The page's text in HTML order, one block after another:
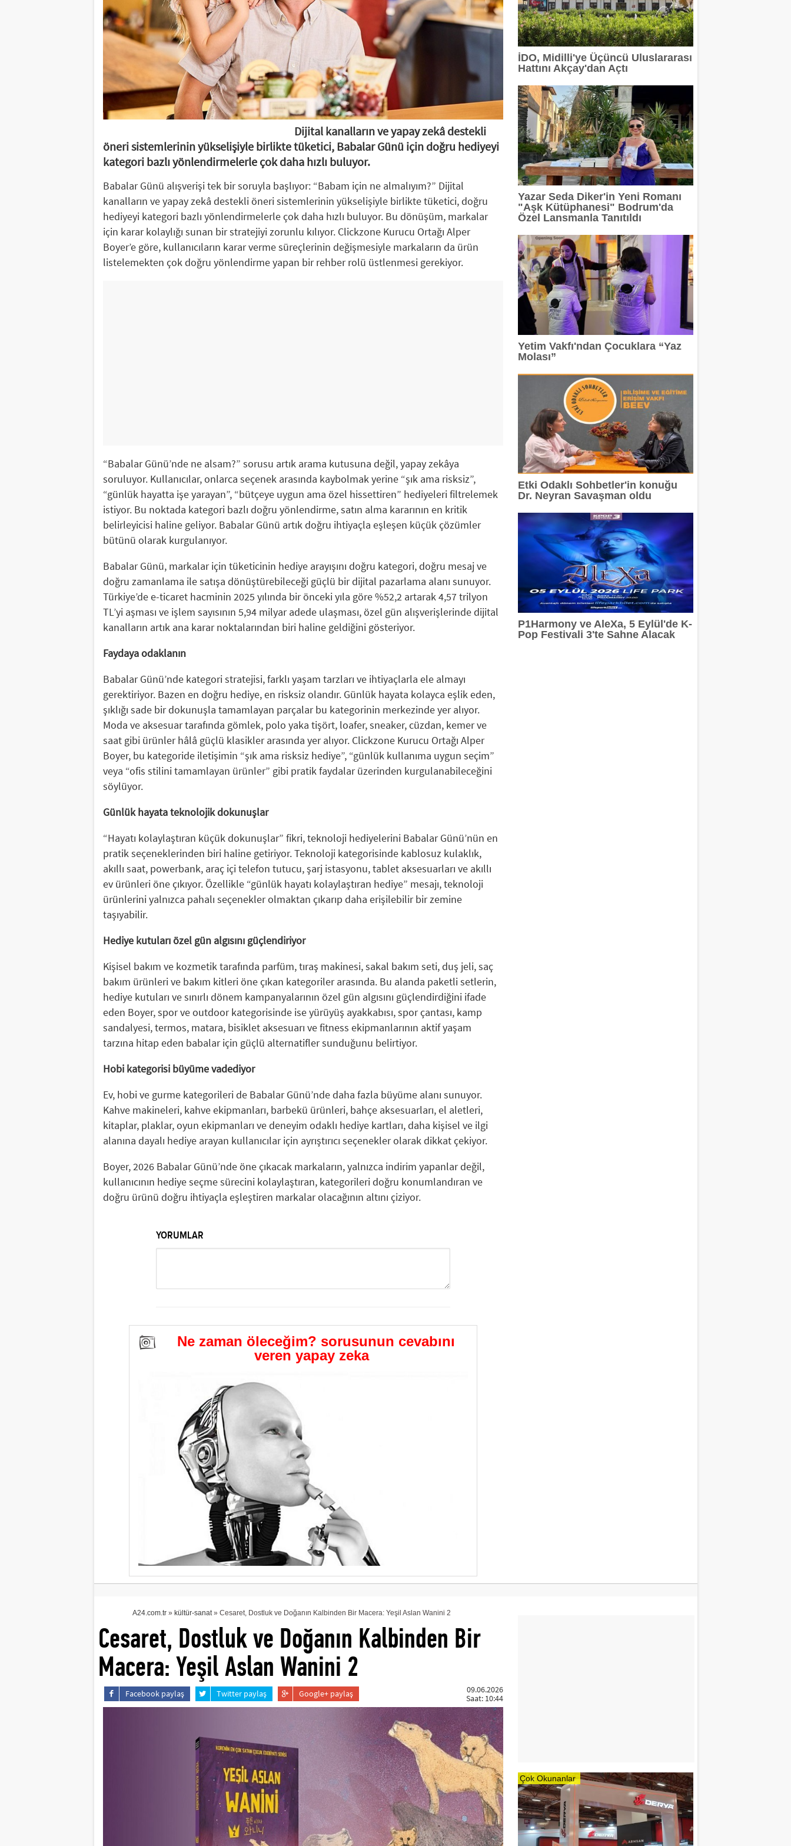
: TGC 2026 Sedat Simavi Ödülleri'ne başvurular devam ediyor
: Tasarım, teknoloji ve profesyonel etkileşim Geberit Info Showroom'da buluştu
13:27: TİBET MAKİNA'YA AS9100 ONAYI
12:23: Ünlü tasarımcı Ross Lovegrove, FDI İstanbul'da tasarımın geleceğini anlatacak
12:07: Saç bakımında kişiselleşme dönemi
11:34: PASHA Bank aktiflerini yüzde 16,1 büyüterek 17,2 milyar TL'ye taşıdı
: VARTA, Merrell İstanbul Ultra'nın Ana Sponsorları Arasında
Dijital kanalların ve yapay zekâ destekli
öneri sistemlerinin yükselişiyle birlikte tüketici, Babalar Günü için doğru hediyeyi
kategori bazlı yönlendirmelerle çok daha hızlı buluyor.
Babalar Günü alışverişi tek bir soruyla başlıyor: “Babam için ne almalıyım?” Dijital
kanalların ve yapay zekâ destekli öneri sistemlerinin yükselişiyle birlikte tüketici, doğru
hediyeyi kategori bazlı yönlendirmelerle çok daha hızlı buluyor. Bu dönüşüm, markalar
için karar kolaylığı sunan bir stratejiyi zorunlu kılıyor. Clickzone Kurucu Ortağı Alper
Boyer’e göre, kullanıcıların karar verme süreçlerinin değişmesiyle markaların da ürün
listelemekten çok doğru yönlendirme yapan bir rehber rolü üstlenmesi gerekiyor.
“Babalar Günü’nde ne alsam?” sorusu artık arama kutusuna değil, yapay zekâya
soruluyor. Kullanıcılar, onlarca seçenek arasında kaybolmak yerine “şık ama risksiz”,
“günlük hayatta işe yarayan”, “bütçeye uygun ama özel hissettiren” hediyeleri filtrelemek
istiyor. Bu noktada kategori bazlı doğru yönlendirme, satın alma kararının en kritik
belirleyicisi haline geliyor. Babalar Günü artık doğru ihtiyaçla eşleşen küçük çözümler
bütünü olarak kurgulanıyor.
Babalar Günü, markalar için tüketicinin hediye arayışını doğru kategori, doğru mesaj ve
doğru zamanlama ile satışa dönüştürebileceği güçlü bir dijital pazarlama alanı sunuyor.
Türkiye’de e-ticaret hacminin 2025 yılında bir önceki yıla göre %52,2 artarak 4,57 trilyon
TL’yi aşması ve işlem sayısının 5,94 milyar adede ulaşması, özel gün alışverişlerinde dijital
kanalların artık ana karar noktalarından biri haline geldiğini gösteriyor.
Faydaya odaklanın
Babalar Günü’nde kategori stratejisi, farklı yaşam tarzları ve ihtiyaçlarla ele almayı
gerektiriyor. Bazen en doğru hediye, en risksiz olandır. Günlük hayata kolayca eşlik eden,
şıklığı sade bir dokunuşla tamamlayan parçalar bu kategorinin merkezinde yer alıyor.
Moda ve aksesuar tarafında gömlek, polo yaka tişört, loafer, sneaker, cüzdan, kemer ve
saat gibi ürünler hâlâ güçlü klasikler arasında yer alıyor. Clickzone Kurucu Ortağı Alper
Boyer, bu kategoride iletişimin “şık ama risksiz hediye”, “günlük kullanıma uygun seçim”
veya “ofis stilini tamamlayan ürünler” gibi pratik faydalar üzerinden kurgulanabileceğini
söylüyor.
Günlük hayata teknolojik dokunuşlar
“Hayatı kolaylaştıran küçük dokunuşlar” fikri, teknoloji hediyelerini Babalar Günü’nün en
pratik seçeneklerinden biri haline getiriyor. Teknoloji kategorisinde kablosuz kulaklık,
akıllı saat, powerbank, araç içi telefon tutucu, şarj istasyonu, tablet aksesuarları ve akıllı
ev ürünleri öne çıkıyor. Özellikle “günlük hayatı kolaylaştıran hediye” mesajı, teknoloji
ürünlerini yalnızca pahalı seçenekler olmaktan çıkarıp daha erişilebilir bir zemine
taşıyabilir.
Hediye kutuları özel gün algısını güçlendiriyor
Kişisel bakım ve kozmetik tarafında parfüm, tıraş makinesi, sakal bakım seti, duş jeli, saç
bakım ürünleri ve bakım kitleri öne çıkan kategoriler arasında. Bu alanda paketli setlerin,
hediye kutuları ve sınırlı dönem kampanyalarının özel gün algısını güçlendirdiğini ifade
eden Boyer, spor ve outdoor kategorisinde ise yürüyüş ayakkabısı, spor çantası, kamp
sandalyesi, termos, matara, bisiklet aksesuarı ve fitness ekipmanlarının aktif yaşam
tarzına hitap eden babalar için güçlü alternatifler sunduğunu belirtiyor.
Hobi kategorisi büyüme vadediyor
Ev, hobi ve gurme kategorileri de Babalar Günü’nde daha fazla büyüme alanı sunuyor.
Kahve makineleri, kahve ekipmanları, barbekü ürünleri, bahçe aksesuarları, el aletleri,
kitaplar, plaklar, oyun ekipmanları ve deneyim odaklı hediye kartları, daha kişisel ve ilgi
alanına dayalı hediye arayan kullanıcılar için ayrıştırıcı seçenekler olarak dikkat çekiyor.
Boyer, 2026 Babalar Günü’nde öne çıkacak markaların, yalnızca indirim yapanlar değil,
kullanıcının hediye seçme sürecini kolaylaştıran, kategorileri doğru konumlandıran ve
doğru ürünü doğru ihtiyaçla eşleştiren markalar olacağının altını çiziyor.
YORUMLAR
Ne zaman öleceğim? sorusunun cevabını
veren yapay zeka
İDO, Midilli'ye Üçüncü Uluslararası
Hattını Akçay'dan Açtı
Yazar Seda Diker'in Yeni Romanı
"Aşk Kütüphanesi" Bodrum'da
Özel Lansmanla Tanıtıldı
Yetim Vakfı'ndan Çocuklara “Yaz
Molası”
Etki Odaklı Sohbetler'in konuğu
Dr. Neyran Savaşman oldu
P1Harmony ve AleXa, 5 Eylül'de K-
Pop Festivali 3'te Sahne Alacak
Cesaret, Dostluk ve Doğanın Kalbinden Bir
Macera: Yeşil Aslan Wanini 2
A24.com.tr» kültür-sanat» Cesaret, Dostluk ve Doğanın Kalbinden Bir Macera: Yeşil Aslan Wanini 2
Facebook paylaş Twitter paylaş Google+ paylaş
09.06.2026
Saat: 10:44
Çok Okunanlar